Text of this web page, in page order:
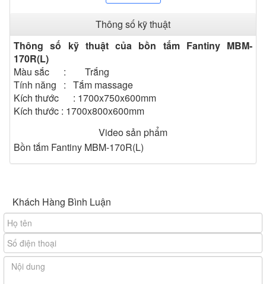
Bồn tắm massage Fantiny
MBM -170R(L)
Bồn tắm massage Fantiny MBM-170R(L) thuộc dòng
bồn tắm góc thích hợp cho phòng tắm có kích thước rộng
và to . Màu sắc là màu trắng là sự kết hợp tính tế của
chất liệu nhựa composite đan chéo vào nhau tạo cảm
giác sang trọng, sạch sẽ, cao quý . Khi bạn tựa lưng
mình vào bồn tắm góc massage Fantiny MBM-
Thông số kỹ thuật
Thông số kỹ thuật của bồn tắm Fantiny MBM-
170R(L)
Màu sắc : Trắng
Tính năng : Tắm massage
Kích thước : 1700x750x600mm
Kích thước : 1700x800x600mm
Video sản phẩm
Bồn tắm Fantiny MBM-170R(L)
Khách Hàng Bình Luận